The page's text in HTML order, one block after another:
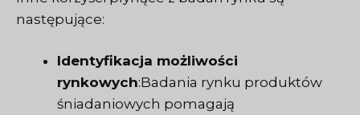
następujące:
Identyfikacja możliwości
rynkowych:Badania rynku produktów
śniadaniowych pomagają